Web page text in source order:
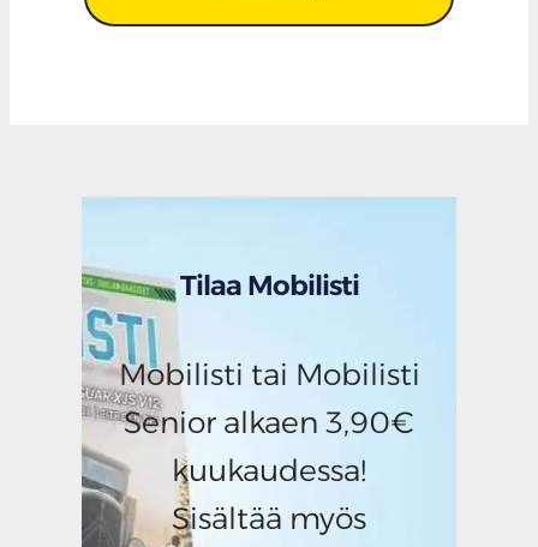
Tilaa Mobilisti
Mobilisti tai Mobilisti
Senior alkaen 3,90€
kuukaudessa!
Sisältää myös